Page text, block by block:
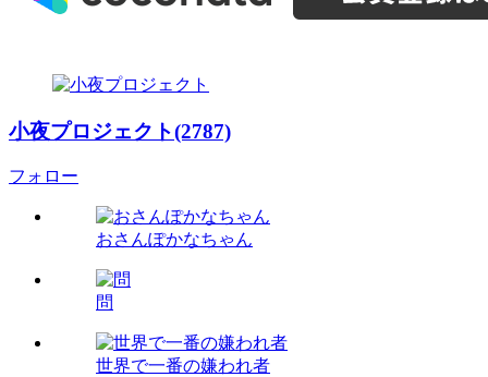
小夜プロジェクト(2787)
フォロー
おさんぽかなちゃん
問
世界で一番の嫌われ者